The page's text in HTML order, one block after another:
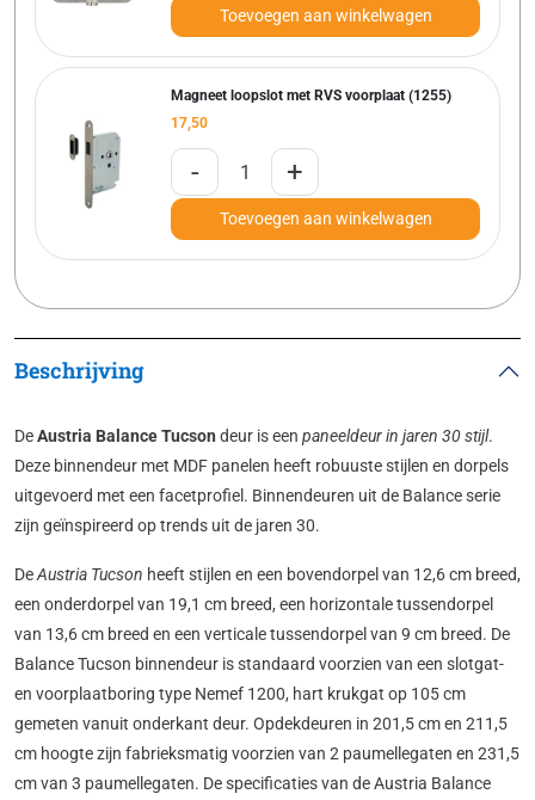
Toevoegen aan winkelwagen
Magneet loopslot met RVS voorplaat (1255)
17,50
- +
Toevoegen aan winkelwagen
Beschrijving
DeAustria Balance Tucson deur is een paneeldeur in jaren 30 stijl.
Deze binnendeur met MDF panelen heeft robuuste stijlen en dorpels
uitgevoerd met een facetprofiel. Binnendeuren uit de Balance serie
zijn geïnspireerd op trends uit de jaren 30.
DeAustria Tucson heeft stijlen en een bovendorpel van 12,6 cm breed,
een onderdorpel van 19,1 cm breed, een horizontale tussendorpel
van 13,6 cm breed en een verticale tussendorpel van 9 cm breed. De
Balance Tucson binnendeur is standaard voorzien van een slotgat-
en voorplaatboring type Nemef 1200, hart krukgat op 105 cm
gemeten vanuit onderkant deur. Opdekdeuren in 201,5 cm en 211,5
cm hoogte zijn fabrieksmatig voorzien van 2 paumellegaten en 231,5
cm van 3 paumellegaten. De specificaties van de Austria Balance